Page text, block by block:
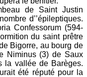
de Saint Justin
d’’épileptiques.
Confessorum (594-
du saint prêtre
Bigorre, au bourg de
Niminus (3) de Saux
la vallée de Barèges.
été réputé pour la